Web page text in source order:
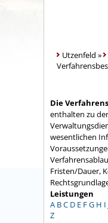
Utzenfeld »
Die
enthalten zu
wesentlichen
Fristen/Dauer,
Leistungen
A BC D E FG H I
Z